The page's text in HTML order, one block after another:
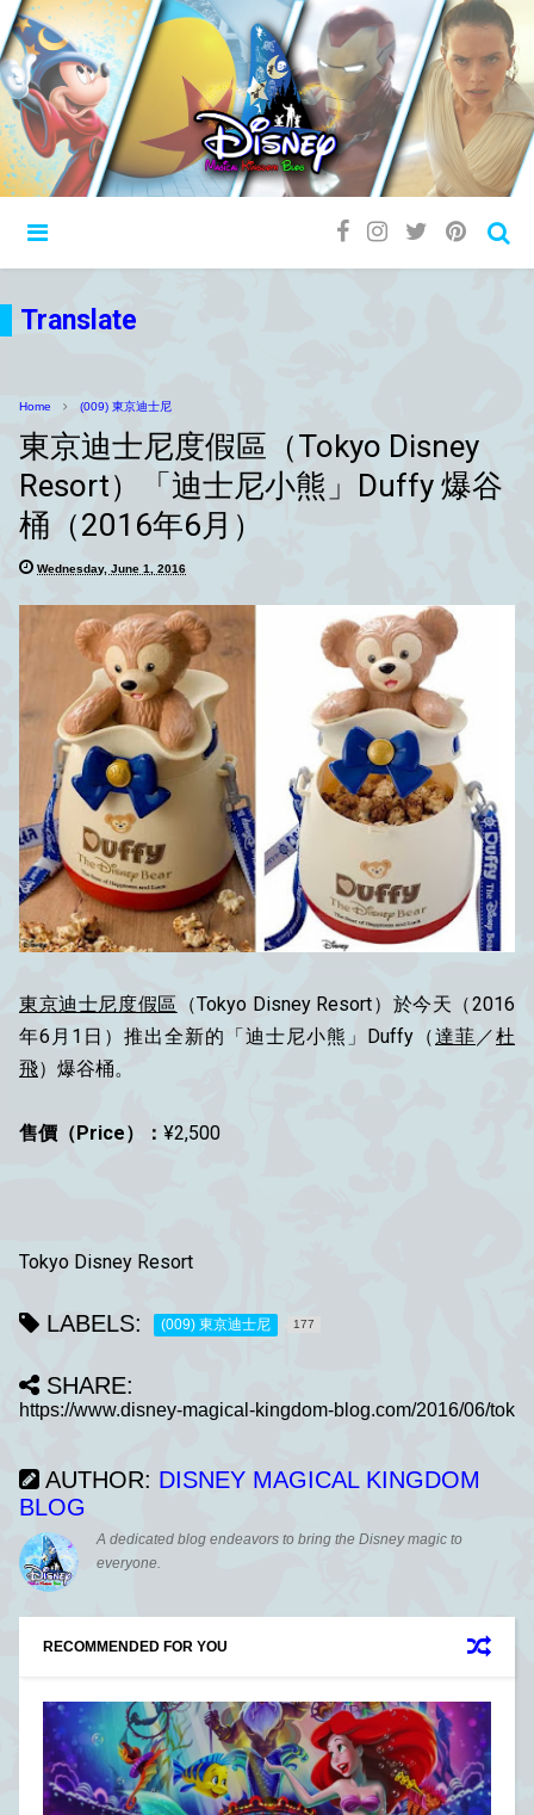
Translate
Home (009) 東京迪士尼
東京迪士尼度假區（Tokyo Disney
Resort）「迪士尼小熊」Duffy 爆谷
桶（2016年6月）
Wednesday, June 1, 2016
東京迪士尼度假區 （Tokyo Disney Resort）於今天（2016
年6月1日）推出全新的「迪士尼小熊」Duffy（達菲 ／杜
飛）爆谷桶。
售價（Price）： ¥2,500
Tokyo Disney Resort
LABELS: (009) 東京迪士尼 177
SHARE:
AUTHOR: DISNEY MAGICAL KINGDOM
BLOG
A dedicated blog endeavors to bring the Disney magic to
everyone.
RECOMMENDED FOR YOU